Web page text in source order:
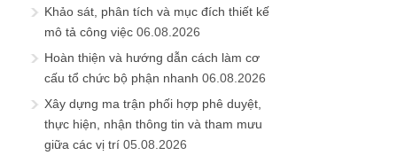
Khảo sát, phân tích và mục đích thiết kế
mô tả công việc 06.08.2026
Hoàn thiện và hướng dẫn cách làm cơ
cấu tổ chức bộ phận nhanh 06.08.2026
Xây dựng ma trận phối hợp phê duyệt,
thực hiện, nhận thông tin và tham mưu
giữa các vị trí 05.08.2026